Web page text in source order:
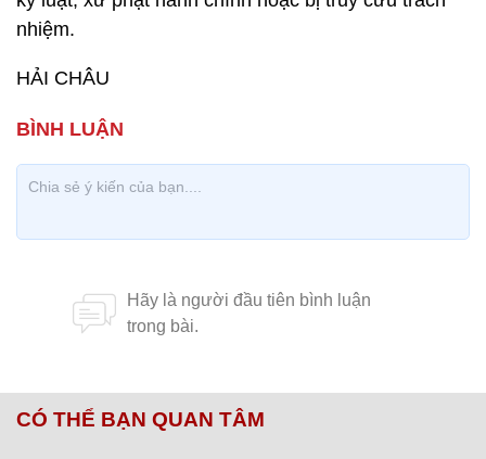
nhiệm.
HẢI CHÂU
CÓ THỂ BẠN QUAN TÂM